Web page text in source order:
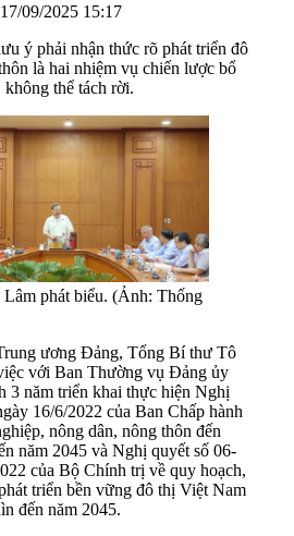
17/09/2025 15:17
ý phải nhận thức rõ phát triển đô
là hai nhiệm vụ chiến lược bổ
thể tách rời.
phát biểu. (Ảnh: Thống
ương Đảng, Tổng Bí thư Tô
với Ban Thường vụ Đảng ủy
3 năm triển khai thực hiện Nghị
16/6/2022 của Ban Chấp hành
nông dân, nông thôn đến
năm 2045 và Nghị quyết số 06-
của Bộ Chính trị về quy hoạch,
triển bền vững đô thị Việt Nam
đến năm 2045.